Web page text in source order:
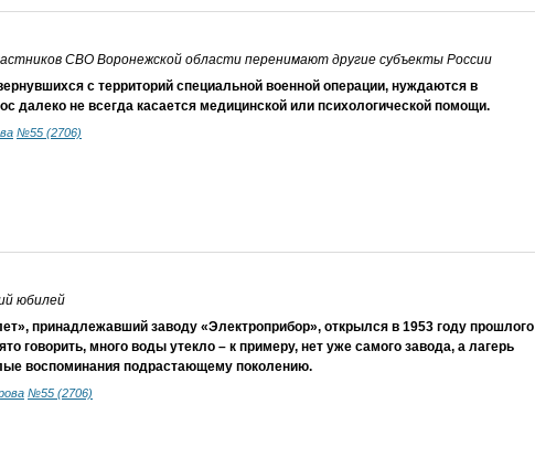
СВО Воронежской области перенимают другие субъекты России
с территорий специальной военной операции, нуждаются в
далеко не всегда касается медицинской или психологической помощи.
№55 (2706)
юбилей
принадлежавший заводу «Электроприбор», открылся в 1953 году прошлого
говорить, много воды утекло – к примеру, нет уже самого завода, а лагерь
воспоминания подрастающему поколению.
№55 (2706)